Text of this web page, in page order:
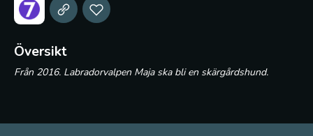
Översikt
Från 2016. Labradorvalpen Maja ska bli en skärgårdshund.